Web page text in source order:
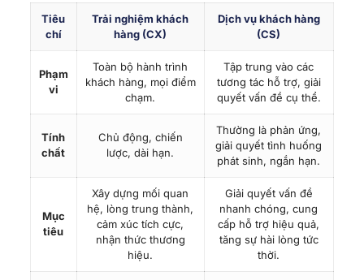
Tiêu
chí
Trải nghiệm khách
hàng (CX)
Dịch vụ khách hàng
(CS)
Phạm
vi
Toàn bộ hành trình
khách hàng, mọi điểm
chạm.
Tập trung vào các
tương tác hỗ trợ, giải
quyết vấn đề cụ thể.
Tính
chất
Chủ động, chiến
lược, dài hạn.
Thường là phản ứng,
giải quyết tình huống
phát sinh, ngắn hạn.
Mục
tiêu
Xây dựng mối quan
hệ, lòng trung thành,
cảm xúc tích cực,
nhận thức thương
hiệu.
Giải quyết vấn đề
nhanh chóng, cung
cấp hỗ trợ hiệu quả,
tăng sự hài lòng tức
thời.